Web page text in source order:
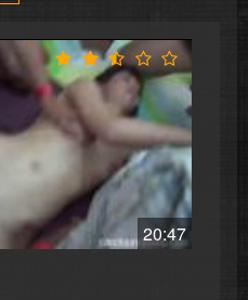
20:47